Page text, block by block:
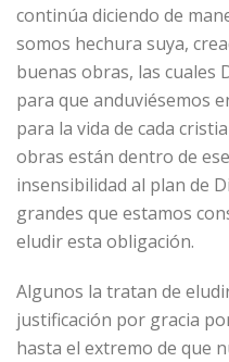
continúa diciendo de
somos hechura suya,
buenas obras, las cuales
para que anduviésemos
para la vida de cada
obras están dentro de
insensibilidad al plan de
grandes que estamos
eludir esta obligación.
Algunos la tratan de
justificación por gracia
hasta el extremo de que